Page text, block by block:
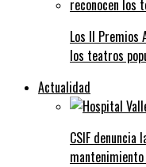
Los II Premios
los teatros
Actualidad
CSIF denuncia